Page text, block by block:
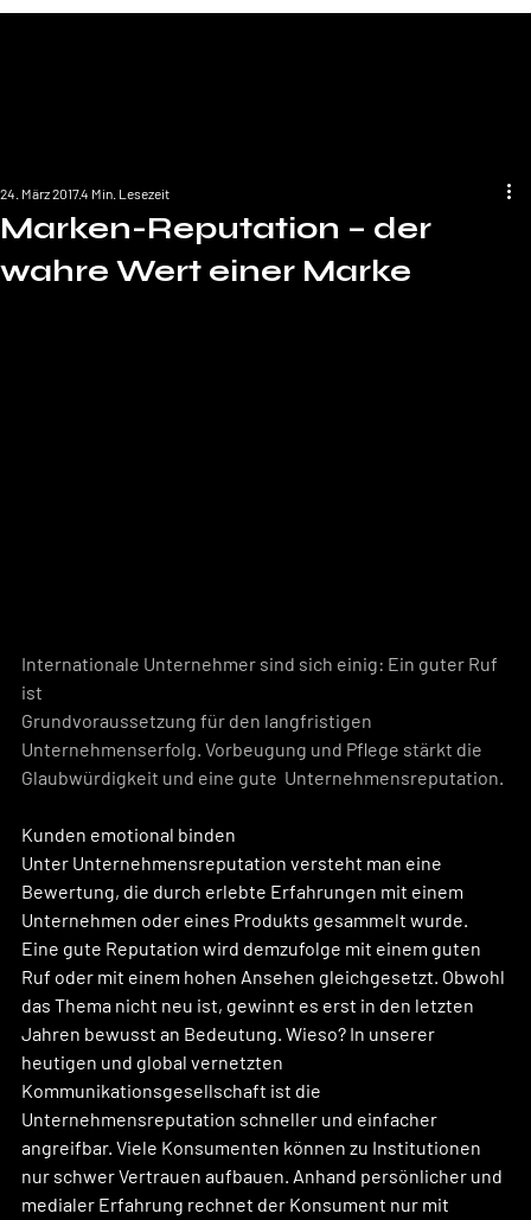
Marken-Reputation – der
wahre Wert einer Marke
24. März 20174 Min. Lesezeit
Internationale Unternehmer sind sich einig: Ein guter Ruf
ist
Grundvoraussetzung für den langfristigen
Unternehmenserfolg. Vorbeugung und Pflege stärkt die
Glaubwürdigkeit und eine gute  Unternehmensreputation.
Kunden emotional binden
Unter Unternehmensreputation versteht man eine
Bewertung, die durch erlebte Erfahrungen mit einem
Unternehmen oder eines Produkts gesammelt wurde.
Eine gute Reputation wird demzufolge mit einem guten
Ruf oder mit einem hohen Ansehen gleichgesetzt. Obwohl
das Thema nicht neu ist, gewinnt es erst in den letzten
Jahren bewusst an Bedeutung. Wieso? In unserer
heutigen und global vernetzten
Kommunikationsgesellschaft ist die
Unternehmensreputation schneller und einfacher
angreifbar. Viele Konsumenten können zu Institutionen
nur schwer Vertrauen aufbauen. Anhand persönlicher und
medialer Erfahrung rechnet der Konsument nur mit